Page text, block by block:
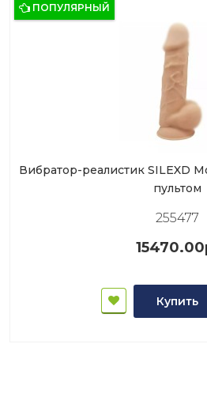
ПОПУЛЯРНЫЙ
Вибратор-реалистик SILEXD
пультом
255477
Купить